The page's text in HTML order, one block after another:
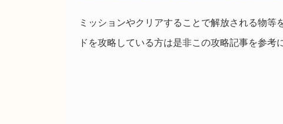
ミッションやクリアすることで解放される物
ドを攻略している方は是非この攻略記事を参考